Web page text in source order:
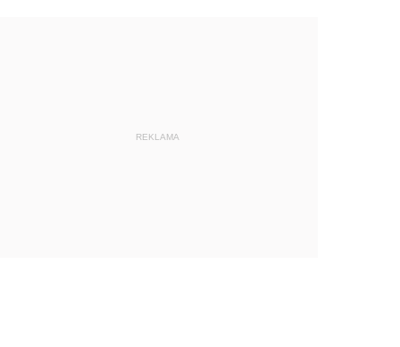
REKLAMA